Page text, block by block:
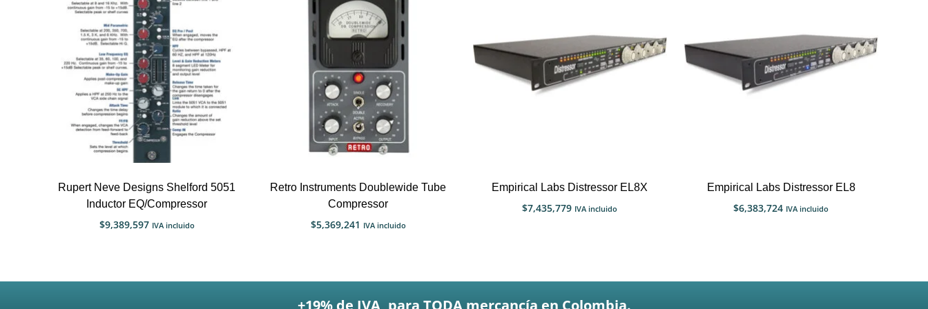
Rupert Neve Designs Shelford 5051
Inductor EQ/Compressor
$9,389,597 IVA incluido
Retro Instruments Doublewide Tube
Compressor
$5,369,241 IVA incluido
Empirical Labs Distressor EL8X
$7,435,779 IVA incluido
Empirical Labs Distressor EL8
$6,383,724 IVA incluido
+19% de IVA, para TODA mercancía en Colombia.